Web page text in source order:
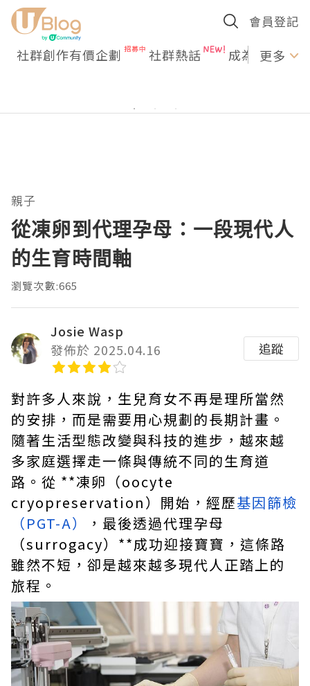
會員登記
社群創作有價企劃 社群熱話 成為U更多
親子
從凍卵到代理孕母：一段現代人
的生育時間軸
瀏覽次數:665
Josie Wasp
發佈於 2025.04.16
追蹤
對許多人來說，生兒育女不再是理所當然
的安排，而是需要用心規劃的長期計畫。
隨著生活型態改變與科技的進步，越來越
多家庭選擇走一條與傳統不同的生育道
路。從 **凍卵（oocyte
cryopreservation）開始，經歷基因篩檢
（PGT-A）
，最後透過代理孕母
（surrogacy）**成功迎接寶寶，這條路
雖然不短，卻是越來越多現代人正踏上的
旅程。